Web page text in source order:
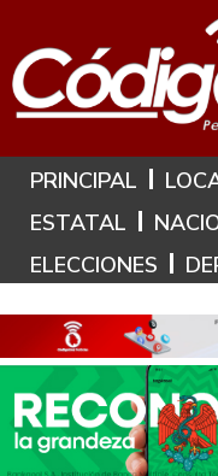
Hoy
PRINCIPAL
ESTATAL
ELECCIONES